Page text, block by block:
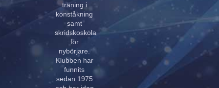
träning i
konståkning
samt
skridskoskola
för
nybörjare.
Klubben har
funnits
sedan 1975